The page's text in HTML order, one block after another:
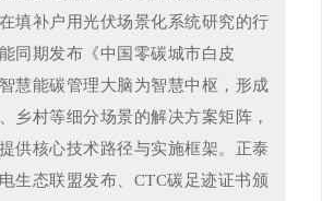
填补户用光伏场景化系统研究的行
同期发布《中国零碳城市白皮
慧能碳管理大脑为智慧中枢，形成
乡村等细分场景的解决方案矩阵，
供核心技术路径与实施框架。正泰
生态联盟发布、CTC碳足迹证书颁